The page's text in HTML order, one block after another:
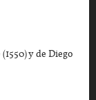
y de Diego